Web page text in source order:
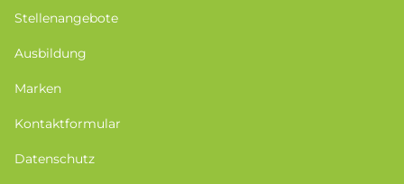
Stellenangebote
Ausbildung
Marken
Kontaktformular
Datenschutz